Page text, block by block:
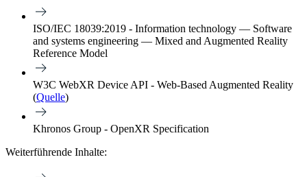
ISO/IEC 18039:2019 - Information technology — Software
and systems engineering — Mixed and Augmented Reality
Reference Model
W3C WebXR Device API - Web-Based Augmented Reality
(Quelle)
Khronos Group - OpenXR Specification
Weiterführende Inhalte: